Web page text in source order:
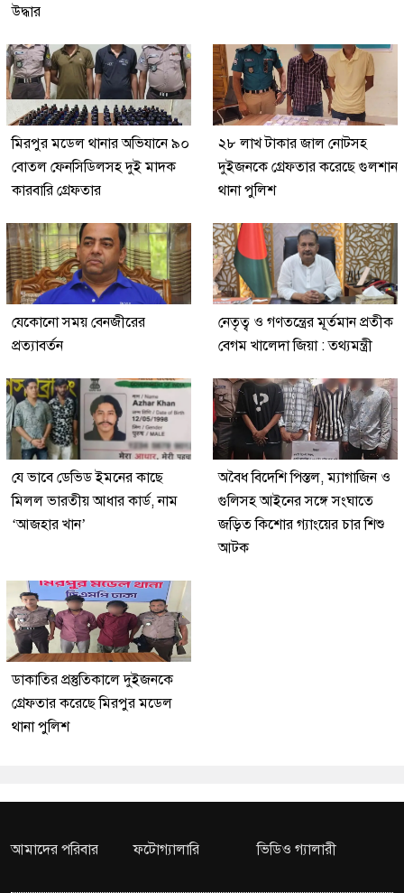
উদ্ধার
মিরপুর মডেল থানার অভিযানে ৯০
বোতল ফেনসিডিলসহ দুই মাদক
কারবারি গ্রেফতার
২৮ লাখ টাকার জাল নোটসহ
দুইজনকে গ্রেফতার করেছে গুলশান
থানা পুলিশ
যেকোনো সময় বেনজীরের
প্রত্যাবর্তন
নেতৃত্ব ও গণতন্ত্রের মূর্তমান প্রতীক
বেগম খালেদা জিয়া : তথ্যমন্ত্রী
যে ভাবে ডেভিড ইমনের কাছে
মিলল ভারতীয় আধার কার্ড, নাম
‘আজহার খান’
অবৈধ বিদেশি পিস্তল, ম্যাগাজিন ও
গুলিসহ আইনের সঙ্গে সংঘাতে
জড়িত কিশোর গ্যাংয়ের চার শিশু
আটক
ডাকাতির প্রস্তুতিকালে দুইজনকে
গ্রেফতার করেছে মিরপুর মডেল
থানা পুলিশ
আমাদের পরিবার ফটোগ্যালারি ভিডিও গ্যালারী